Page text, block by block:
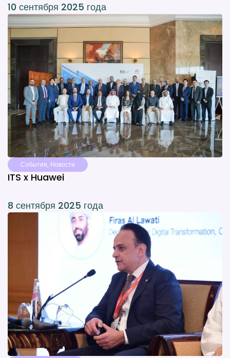
10 сентября 2025 года
События, Новости
ITS x Huawei
8 сентября 2025 года